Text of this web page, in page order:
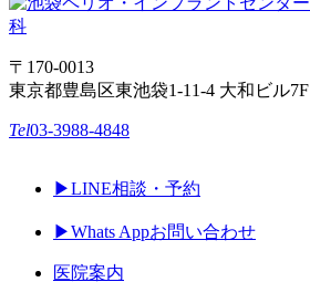
〒170-0013
東京都豊島区東池袋1-11-4 大和ビル7F
Tel03-3988-4848
▶︎LINE相談・予約
▶︎Whats Appお問い合わせ
医院案内